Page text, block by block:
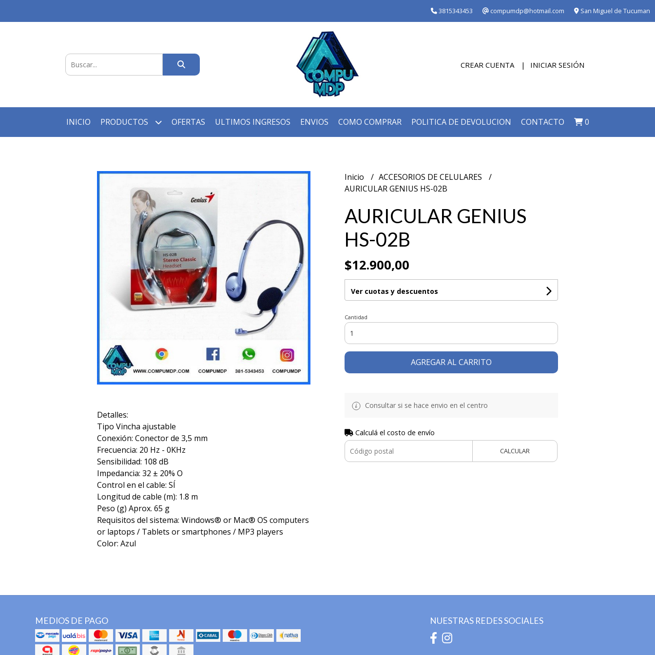
3815343453 compumdp@hotmail.com San Miguel de Tucuman
CREAR CUENTA INICIAR SESIÓN
INICIO PRODUCTOS OFERTAS ULTIMOS INGRESOS ENVIOS COMO COMPRAR POLITICA DE DEVOLUCION CONTACTO 0
Detalles:
Tipo Vincha ajustable
Conexión: Conector de 3,5 mm
Frecuencia: 20 Hz - 0KHz
Sensibilidad: 108 dB
Impedancia: 32 ± 20% O
Control en el cable: SÍ
Longitud de cable (m): 1.8 m
Peso (g) Aprox. 65 g
Requisitos del sistema: Windows® or Mac® OS computers
or laptops / Tablets or smartphones / MP3 players
Color: Azul
Inicio
ACCESORIOS DE CELULARES
AURICULAR GENIUS HS-02B
AURICULAR GENIUS
HS-02B
$12.900,00
Ver cuotas y descuentos
Cantidad
AGREGAR AL CARRITO
Consultar si se hace envio en el centro
Calculá el costo de envío
CALCULAR
MEDIOS DE PAGO NUESTRAS REDES SOCIALES